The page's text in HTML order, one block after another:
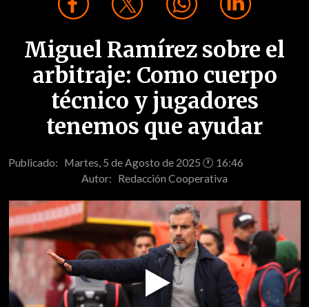
Miguel Ramírez sobre el
arbitraje: Como cuerpo
técnico y jugadores
tenemos que ayudar
Publicado: Martes, 5 de Agosto de 2025 🕐 16:46
Autor: Redacción Cooperativa
Play
Video